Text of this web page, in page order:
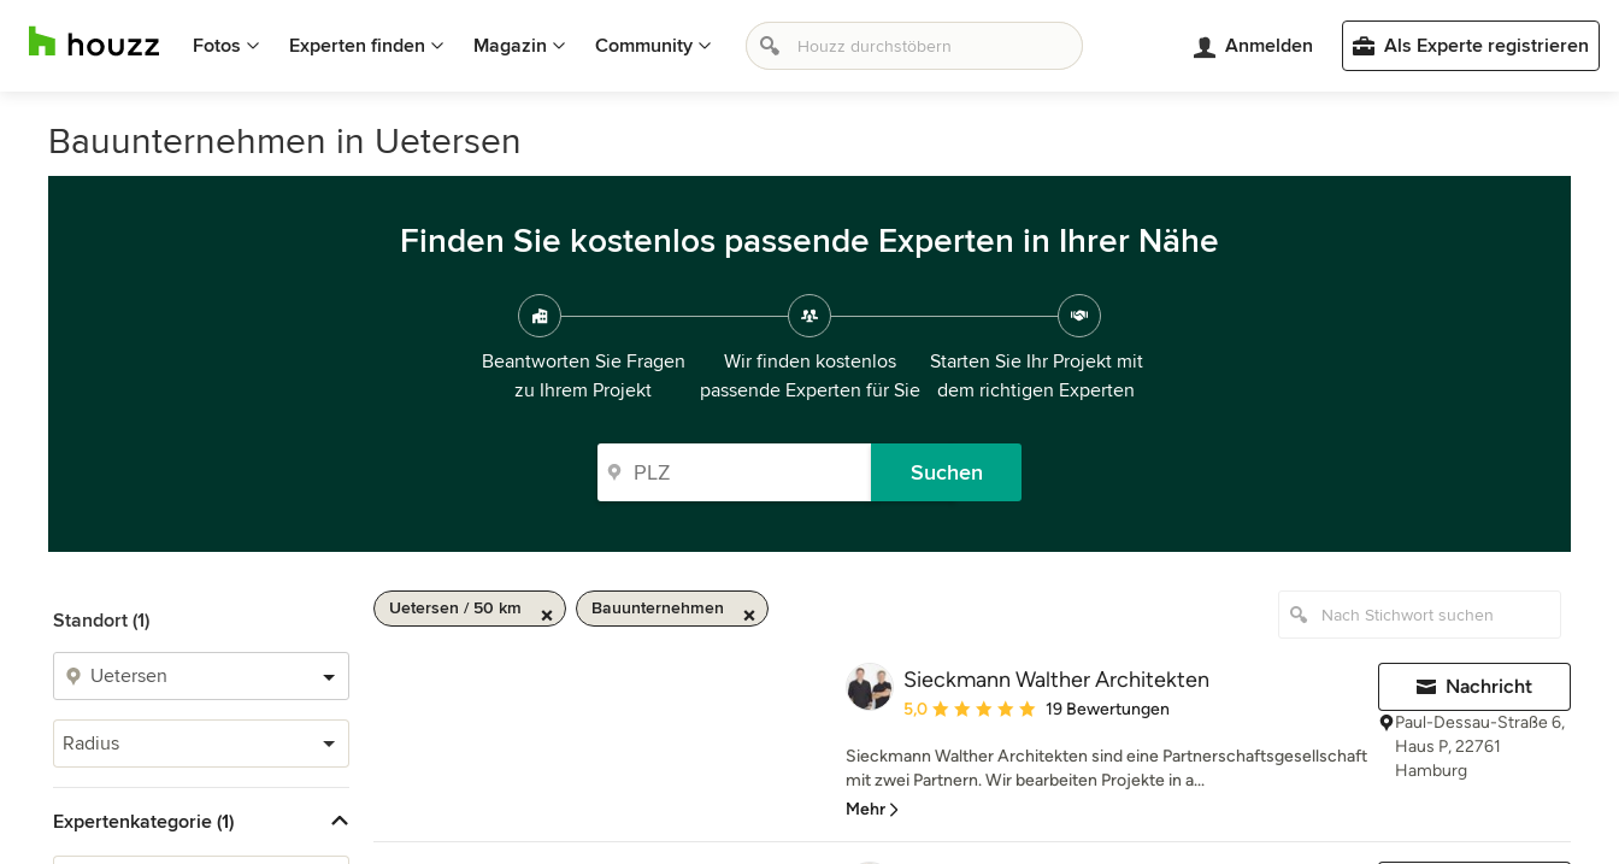
Fotos Experten finden Magazin Community Anmelden Als Experte registrieren
Bauunternehmen in Uetersen
Finden Sie kostenlos passende Experten in Ihrer Nähe
Beantworten Sie Fragen
zu Ihrem Projekt
Wir finden kostenlos
passende Experten für Sie
Starten Sie Ihr Projekt mit
dem richtigen Experten
Suchen
Standort (1)
Radius
Expertenkategorie (1)
Uetersen / 50 km Bauunternehmen
Sieckmann Walther Architekten
Durchschnittliche Bewertung: 5 von 5 Sternen
5,0 19 Bewertungen
Sieckmann Walther Architekten sind eine Partnerschaftsgesellschaft
mit zwei Partnern. Wir bearbeiten Projekte in a...
Mehr
Nachricht
Paul-Dessau-Straße 6,
Haus P, 22761
Hamburg